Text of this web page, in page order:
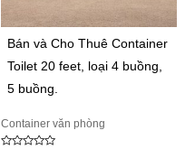
Bán và Cho Thuê Container
Toilet 20 feet, loại 4 buồng,
5 buồng.
Container văn phòng